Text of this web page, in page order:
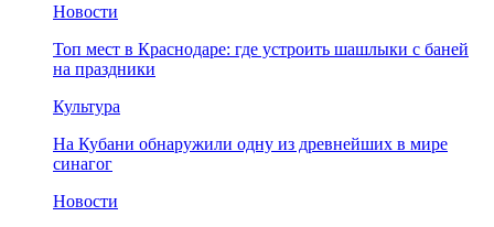
Новости
Топ мест в Краснодаре: где устроить шашлыки с баней
на праздники
Культура
На Кубани обнаружили одну из древнейших в мире
синагог
Новости